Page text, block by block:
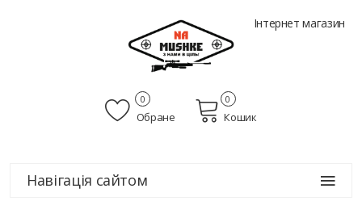
Інтернет магазин
Обране
0
Кошик
0
Навігація сайтом